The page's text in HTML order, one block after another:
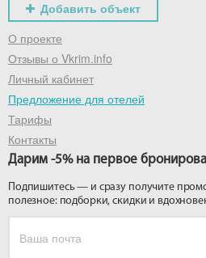
Добавить объект
О проекте
Отзывы о Vkrim.info
Личный кабинет
Предложение для отелей
Тарифы
Контакты
Дарим -5% на первое
Подпишитесь — и сразу получите
полезное: подборки, скидки и